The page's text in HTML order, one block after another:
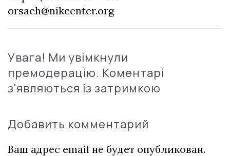
orsach@nikcenter.org
Увага! Ми увімкнули
премодерацію. Коментарі
з'являються із затримкою
Добавить комментарий
Ваш адрес email не будет опубликован.